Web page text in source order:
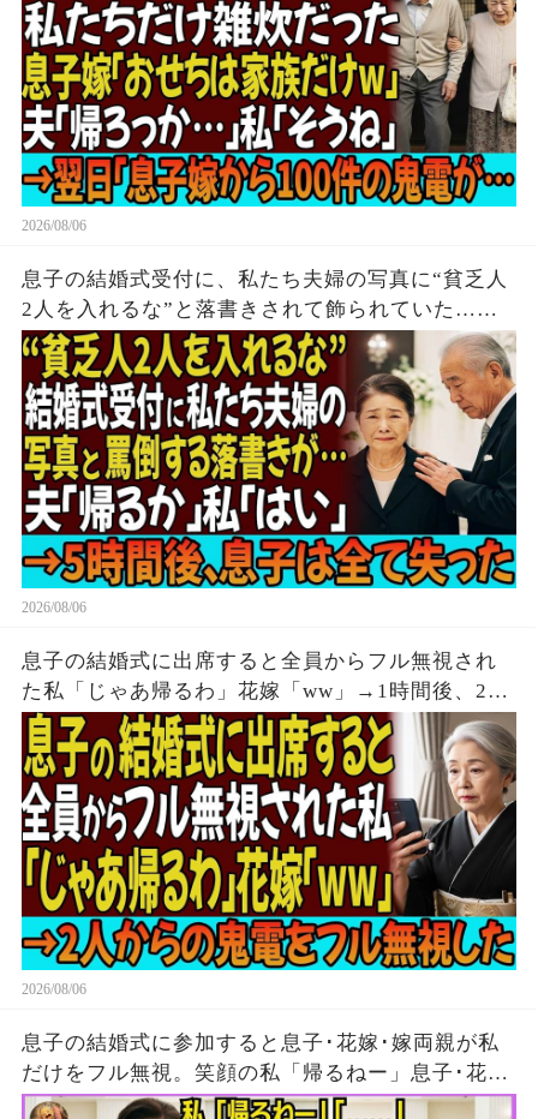
2026/08/06
息子の結婚式受付に、私たち夫婦の写真に“貧乏人
2人を入れるな”と落書きされて飾られていた…夫
「帰るか」私「はい」→無言で立ち去った5時間
後、息子は全てを失う結末を迎えた
2026/08/06
息子の結婚式に出席すると全員からフル無視され
た私「じゃあ帰るわ」花嫁「ww」→1時間後、2人
からの鬼電をフル無視した
2026/08/06
息子の結婚式に参加すると息子･花嫁･嫁両親が私
だけをフル無視。笑顔の私「帰るねー」息子･花
嫁･嫁両親「…」→5分後、大量の着信がきたが無